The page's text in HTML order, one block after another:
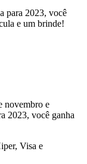
para 2023, você
e um brinde!
novembro e
2023, você ganha
Visa e